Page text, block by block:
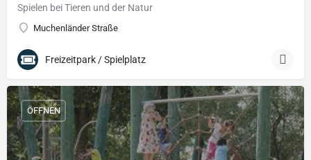
Spielen bei Tieren und der Natur
Muchenländer Straße
Freizeitpark / Spielplatz
ÖFFNEN